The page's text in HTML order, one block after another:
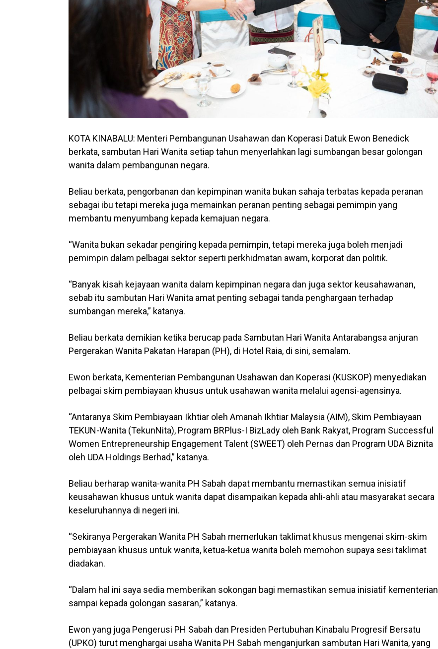
KOTA KINABALU: Menteri Pembangunan Usahawan dan Koperasi Datuk Ewon Benedick
berkata, sambutan Hari Wanita setiap tahun menyerlahkan lagi sumbangan besar golongan
wanita dalam pembangunan negara.
Beliau berkata, pengorbanan dan kepimpinan wanita bukan sahaja terbatas kepada peranan
sebagai ibu tetapi mereka juga memainkan peranan penting sebagai pemimpin yang
membantu menyumbang kepada kemajuan negara.
“Wanita bukan sekadar pengiring kepada pemimpin, tetapi mereka juga boleh menjadi
pemimpin dalam pelbagai sektor seperti perkhidmatan awam, korporat dan politik.
“Banyak kisah kejayaan wanita dalam kepimpinan negara dan juga sektor keusahawanan,
sebab itu sambutan Hari Wanita amat penting sebagai tanda penghargaan terhadap
sumbangan mereka,” katanya.
Beliau berkata demikian ketika berucap pada Sambutan Hari Wanita Antarabangsa anjuran
Pergerakan Wanita Pakatan Harapan (PH), di Hotel Raia, di sini, semalam.
Ewon berkata, Kementerian Pembangunan Usahawan dan Koperasi (KUSKOP) menyediakan
pelbagai skim pembiayaan khusus untuk usahawan wanita melalui agensi-agensinya.
“Antaranya Skim Pembiayaan Ikhtiar oleh Amanah Ikhtiar Malaysia (AIM), Skim Pembiayaan
TEKUN-Wanita (TekunNita), Program BRPlus-I BizLady oleh Bank Rakyat, Program Successful
Women Entrepreneurship Engagement Talent (SWEET) oleh Pernas dan Program UDA Biznita
oleh UDA Holdings Berhad,” katanya.
Beliau berharap wanita-wanita PH Sabah dapat membantu memastikan semua inisiatif
keusahawan khusus untuk wanita dapat disampaikan kepada ahli-ahli atau masyarakat secara
keseluruhannya di negeri ini.
“Sekiranya Pergerakan Wanita PH Sabah memerlukan taklimat khusus mengenai skim-skim
pembiayaan khusus untuk wanita, ketua-ketua wanita boleh memohon supaya sesi taklimat
diadakan.
“Dalam hal ini saya sedia memberikan sokongan bagi memastikan semua inisiatif kementerian
sampai kepada golongan sasaran,” katanya.
Ewon yang juga Pengerusi PH Sabah dan Presiden Pertubuhan Kinabalu Progresif Bersatu
(UPKO) turut menghargai usaha Wanita PH Sabah menganjurkan sambutan Hari Wanita, yang